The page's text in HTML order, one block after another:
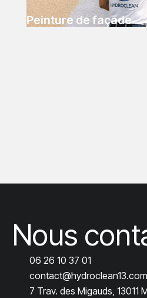
Peinture de façade
Nous
06 26 10 37 01
contact@hydroclean13.com
7 Trav. des Migauds, 13011